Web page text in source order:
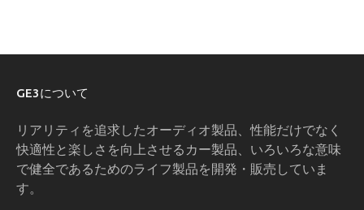
GE3について
リアリティを追求したオーディオ製品、性能だけでなく
快適性と楽しさを向上させるカー製品、いろいろな意味
で健全であるためのライフ製品を開発・販売していま
す。